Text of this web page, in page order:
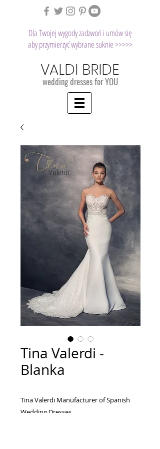
Dla Twojej wygody zadzwoń i umów się
aby przymierzyć wybrane suknie >>>>>
VALDI BRIDE
wedding dresses for YOU
Tina Valerdi -
Blanka
Tina Valerdi Manufacturer of Spanish
Wedding Dresses...